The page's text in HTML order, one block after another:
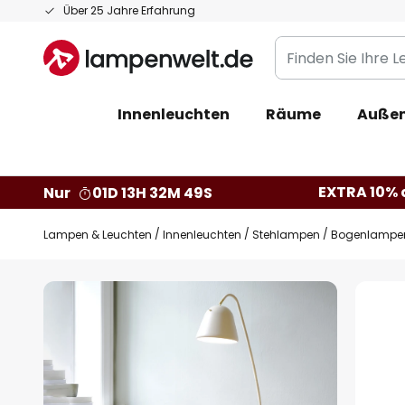
Über 25 Jahre Erfahrung
Zum
springen
Finden
Sie
Leuchte...
Innenleuchten Räume
Nur
01D 13H 32M 48S EXTRA
Lampen & Leuchten Innenleuchten Stehlampen
Zum
Bildgalerie
springen